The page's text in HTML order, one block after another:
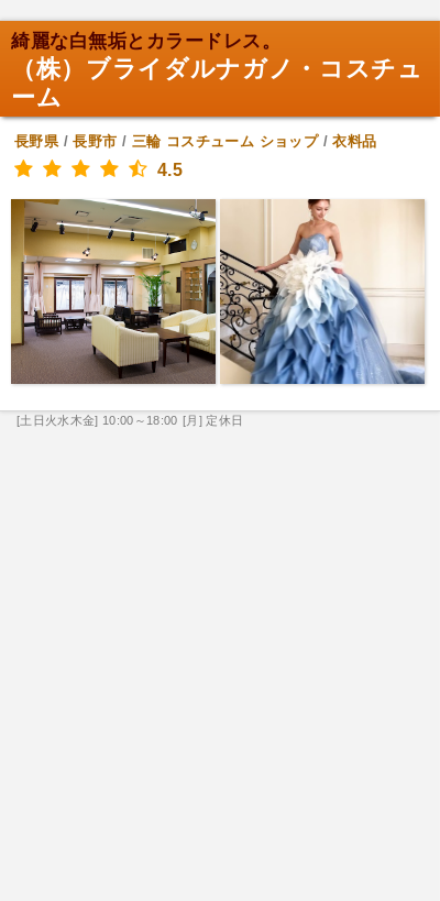
綺麗な白無垢とカラードレス。
（株）ブライダルナガノ・コスチュ
ーム
長野県/長野市 / 三輪 コスチューム ショップ/衣料品
4.5
[土日火水木金] 10:00～18:00 [月] 定休日